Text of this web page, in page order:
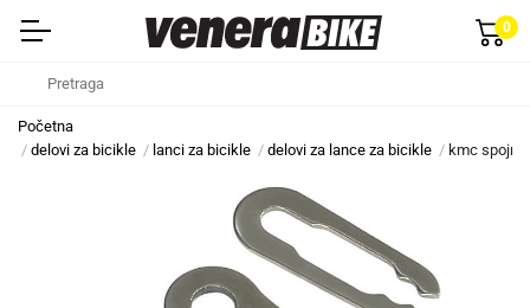
0
Početna
delovi za bicikle
lanci za bicikle delovi za lance za bicikle kmc